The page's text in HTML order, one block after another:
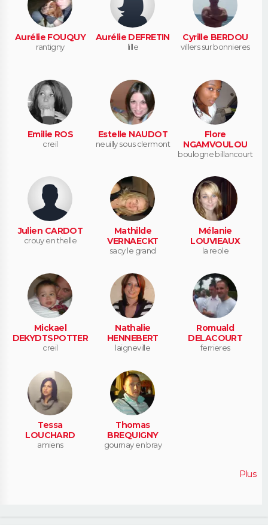
Aurélie FOUQUY
rantigny
Aurélie DEFRETIN
lille
Cyrille BERDOU
villers sur bonnieres
Emilie ROS
creil
Estelle NAUDOT
neuilly sous clermont
Flore
NGAMVOULOU
boulogne billancourt
Julien CARDOT
crouy en thelle
Mathilde
VERNAECKT
sacy le grand
Mélanie
LOUVIEAUX
la reole
Mickael
DEKYDTSPOTTER
creil
Nathalie
HENNEBERT
laigneville
Romuald
DELACOURT
ferrieres
Tessa
LOUCHARD
amiens
Thomas
BREQUIGNY
gournay en bray
Plus